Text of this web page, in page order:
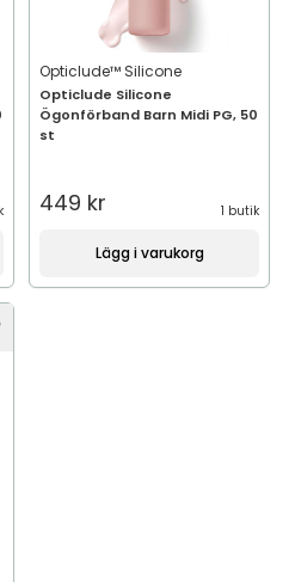
Opticlude™ Silicone
Opticlude Silicone
Ögonförband Barn Midi PG, 50
st
449 kr 1 butik
Lägg i varukorg